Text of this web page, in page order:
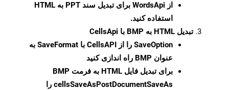
از WordsApi برای تبدیل سند PPT به HTML
استفاده کنید.
تبدیل HTML به BMP با CellsApi
SaveOption
را از CellsAPI با SaveFormat به
عنوان BMP راه اندازی کنید
برای تبدیل فایل HTML به فرمت
BMP
cellsSaveAsPostDocumentSaveAs را